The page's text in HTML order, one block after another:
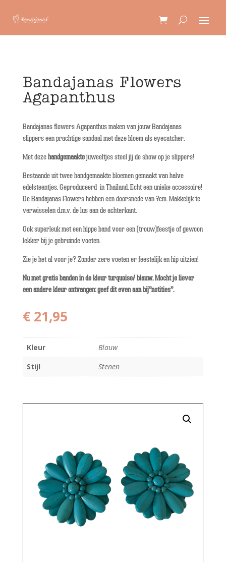
Bandajanas Flowers
Agapanthus
Bandajanas flowers Agapanthus maken van jouw Bandajanas
slippers een prachtige sandaal met deze bloem als eyecatcher.
Met dezehandgemaaktejuweeltjes steel jij de show op je slippers!
Bestaande uit twee handgemaakte bloemen gemaakt van halve
edelsteentjes. Geproduceerd in Thailand. Echt een unieke accessoire!
De Bandajanas Flowers hebben een doorsnede van 7cm. Makkelijk te
verwisselen d.m.v. de lus aan de achterkant.
Ook superleuk met een hippe band voor een (trouw)feestje of gewoon
lekker bij je gebruinde voeten.
Zie je het al voor je? Zonder zere voeten er feestelijk en hip uitzien!
Nu met gratis banden in de kleur turquoise/ blauw. Mocht je liever
een andere kleur ontvangen: geef dit even aan bij”notities”.
€21,95
Kleur
Blauw
Stijl
Stenen